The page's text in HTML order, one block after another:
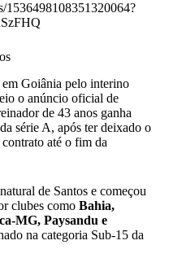
1536498108351320064?
Goiânia pelo interino
o anúncio oficial de
de 43 anos ganha
série A, após ter deixado o
até o fim da
de Santos e começou
clubes como Bahia,
MG, Paysandu e
na categoria Sub-15 da